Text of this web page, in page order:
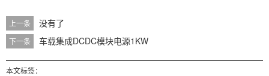
上一条 没有了
下一条 车载集成DCDC模块电源1KW
本文标签：